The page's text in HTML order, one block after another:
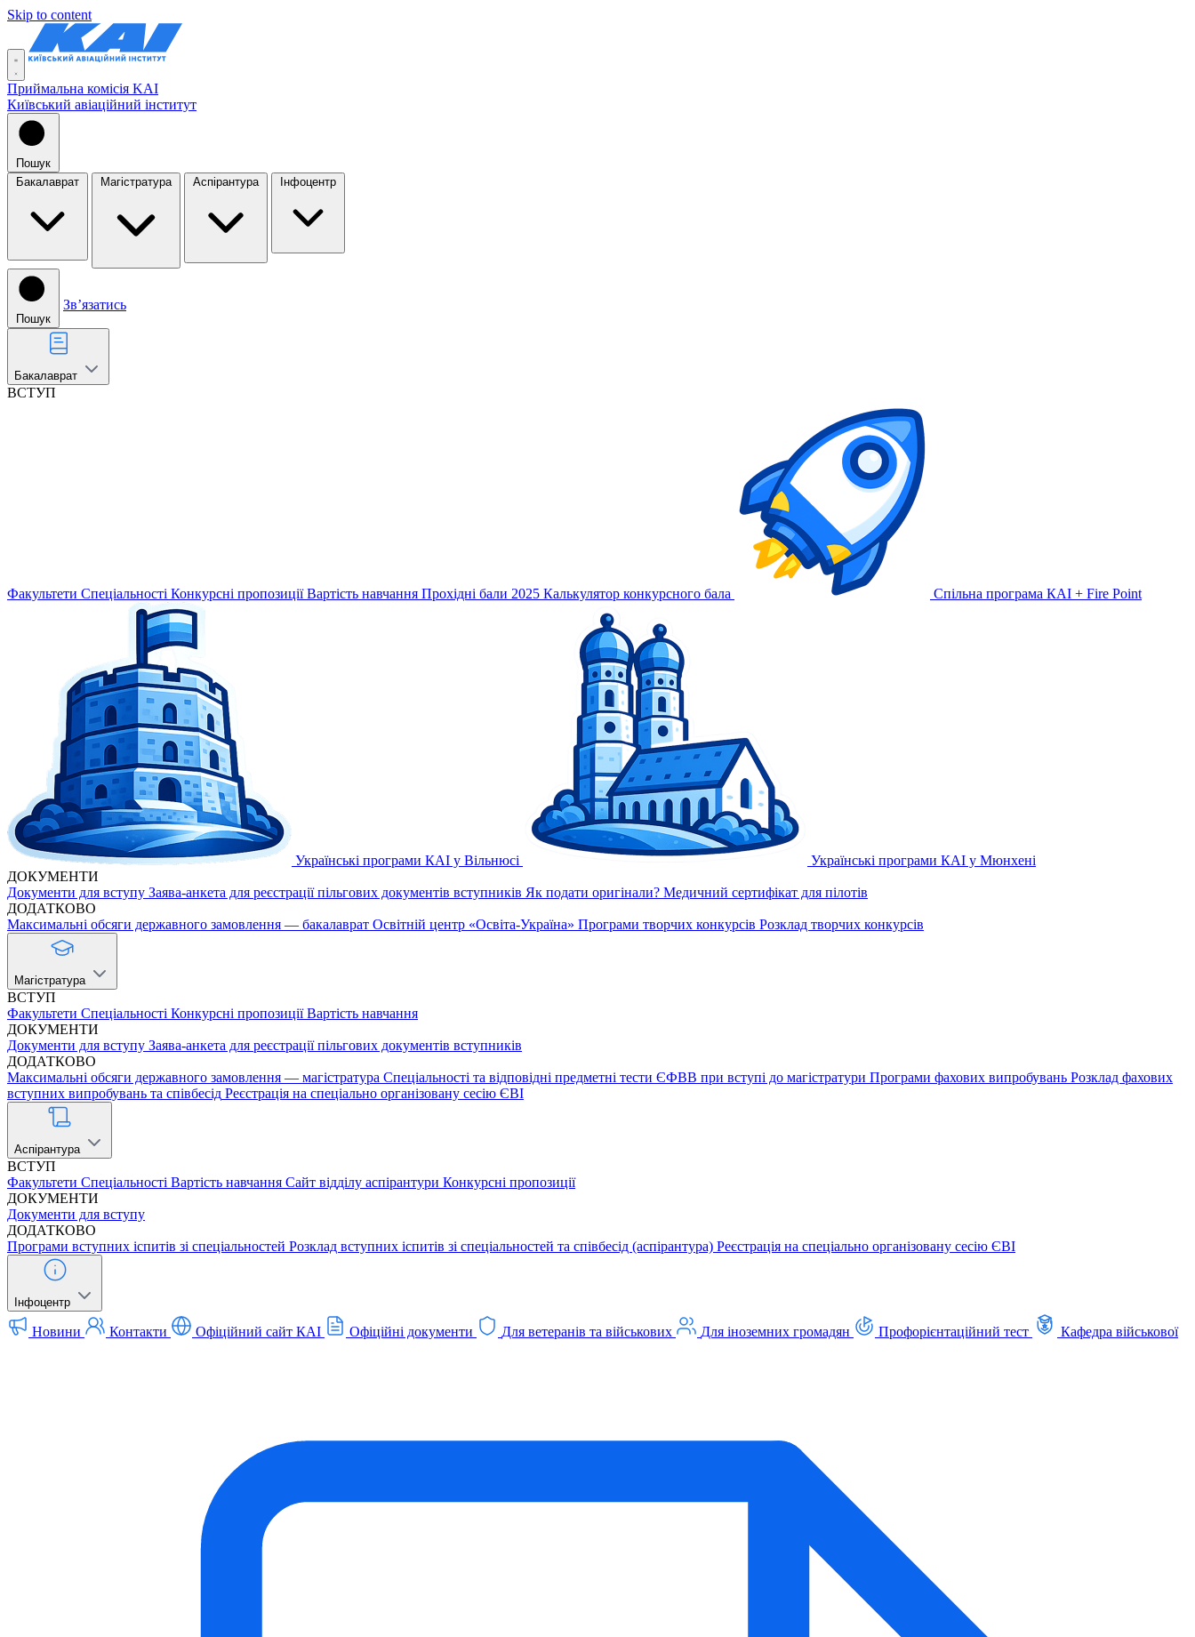
Skip to content
Приймальна комісія KAI
Київський авіаційний інститут
Пошук
Бакалаврат
Магістратура Аспірантура Інфоцентр
Пошук
Звʼязатись
Бакалаврат
ВСТУП
Факультети Спеціальності Конкурсні пропозиції Вартість навчання Прохідні бали 2025 Калькулятор конкурсного бала Спільна програма КАІ + Fire Point
Українські програми КАІ у Вільнюсі
Українські програми КАІ у Мюнхені
ДОКУМЕНТИ
Документи для вступу Заява-анкета для реєстрації пільгових документів вступників Як подати оригінали? Медичний сертифікат для пілотів
ДОДАТКОВО
Максимальні обсяги державного замовлення — бакалаврат Освітній центр «Освіта-Україна» Програми творчих конкурсів Розклад творчих конкурсів
Магістратура
ВСТУП
Факультети Спеціальності Конкурсні пропозиції Вартість навчання
ДОКУМЕНТИ
Документи для вступу Заява-анкета для реєстрації пільгових документів вступників
ДОДАТКОВО
Максимальні обсяги державного замовлення — магістратура Спеціальності та відповідні предметні тести ЄФВВ при вступі до магістратури Програми фахових випробувань Розклад фахових
вступних випробувань та співбесід Реєстрація на спеціально організовану сесію ЄВІ
Аспірантура
ВСТУП
Факультети Спеціальності Вартість навчання Сайт відділу аспірантури Конкурсні пропозиції
ДОКУМЕНТИ
Документи для вступу
ДОДАТКОВО
Програми вступних іспитів зі спеціальностей Розклад вступних іспитів зі спеціальностей та співбесід (аспірантура) Реєстрація на спеціально організовану сесію ЄВІ
Інфоцентр
Новини Контакти Офіційний сайт КАІ Офіційні документи Для ветеранів та військових Для іноземних громадян Профорієнтаційний тест Кафедра військової